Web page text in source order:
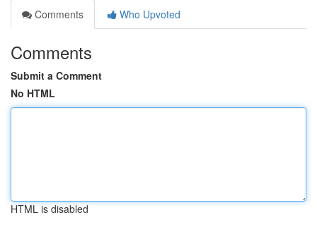
Comments
Who Upvoted
Comments
Submit a Comment
No HTML
HTML is disabled